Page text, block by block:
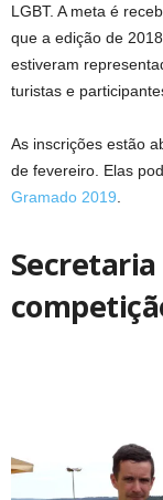
LGBT. A meta é
que a edição de
estiveram
turistas e
As inscrições estão
de fevereiro. Elas
Gramado 2019
Secretaria